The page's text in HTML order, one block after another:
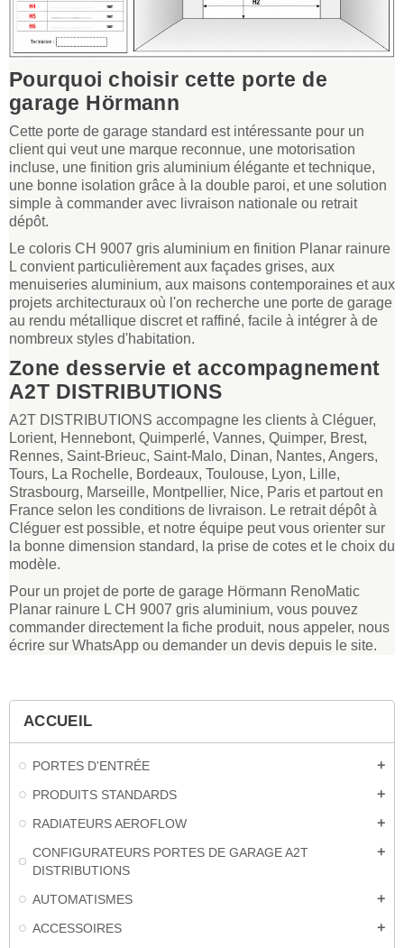
ACCUEIL
PORTES D'ENTRÉE add
PRODUITS STANDARDS add
RADIATEURS AEROFLOW add
CONFIGURATEURS PORTES DE GARAGE A2T
DISTRIBUTIONS
add
AUTOMATISMES add
ACCESSOIRES add
Pourquoi choisir cette porte de
garage Hörmann
Cette porte de garage standard est intéressante pour un
client qui veut une marque reconnue, une motorisation
incluse, une finition gris aluminium élégante et technique,
une bonne isolation grâce à la double paroi, et une solution
simple à commander avec livraison nationale ou retrait
dépôt.
Le coloris CH 9007 gris aluminium en finition Planar rainure
L convient particulièrement aux façades grises, aux
menuiseries aluminium, aux maisons contemporaines et aux
projets architecturaux où l'on recherche une porte de garage
au rendu métallique discret et raffiné, facile à intégrer à de
nombreux styles d'habitation.
Zone desservie et accompagnement
A2T DISTRIBUTIONS
A2T DISTRIBUTIONS accompagne les clients à Cléguer,
Lorient, Hennebont, Quimperlé, Vannes, Quimper, Brest,
Rennes, Saint-Brieuc, Saint-Malo, Dinan, Nantes, Angers,
Tours, La Rochelle, Bordeaux, Toulouse, Lyon, Lille,
Strasbourg, Marseille, Montpellier, Nice, Paris et partout en
France selon les conditions de livraison. Le retrait dépôt à
Cléguer est possible, et notre équipe peut vous orienter sur
la bonne dimension standard, la prise de cotes et le choix du
modèle.
Pour un projet de porte de garage Hörmann RenoMatic
Planar rainure L CH 9007 gris aluminium, vous pouvez
commander directement la fiche produit, nous appeler, nous
écrire sur WhatsApp ou demander un devis depuis le site.